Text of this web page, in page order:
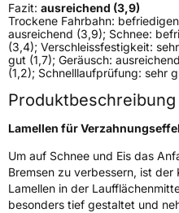
EU Label
EffizienzC
Nasshaftung
Rollgeräusch (Klasse)
Rollgeräusch (dB)69
FahrzeugklasseC1
Fazit: ausreichend (3,9)
Tro­ckene Fahr­bahn:
ausreichend (3,9); Schnee:
(3,4); Ver­schleiss­festig­keit:
gut (1,7); Geräusch:
(1,2); Schnell­lauf­prüfung: sehr
Produktbeschreibung
Lamellen für
Um auf Schnee und Eis das
Bremsen zu verbessern, ist
Lamellen in der
besonders tief gestaltet und